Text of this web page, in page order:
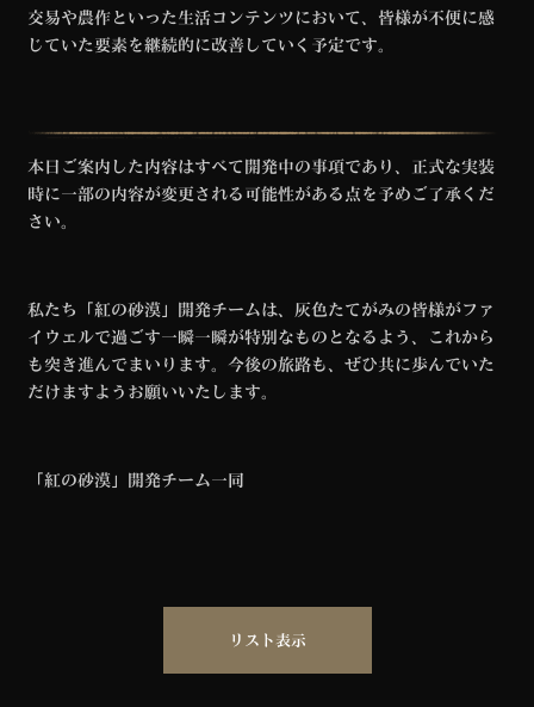
交易や農作といった生活コンテンツにおいて、皆様が不便に感
じていた要素を継続的に改善していく予定です。
本日ご案内した内容はすべて開発中の事項であり、正式な実装
時に一部の内容が変更される可能性がある点を予めご了承くだ
さい。
私たち「紅の砂漠」開発チームは、灰色たてがみの皆様がファ
イウェルで過ごす一瞬一瞬が特別なものとなるよう、これから
も突き進んでまいります。今後の旅路も、ぜひ共に歩んでいた
だけますようお願いいたします。
「紅の砂漠」開発チーム一同
リスト表示